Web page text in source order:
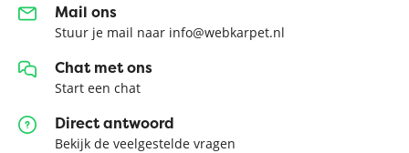
Mail ons
Stuur je mail naar info@webkarpet.nl
Chat met ons
Start een chat
Direct antwoord
Bekijk de veelgestelde vragen